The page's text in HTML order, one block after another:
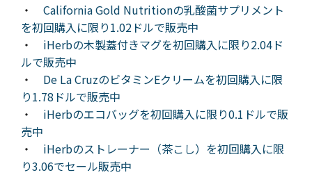
・ California Gold Nutritionの乳酸菌サプリメント
を初回購入に限り1.02ドルで販売中
・ iHerbの木製蓋付きマグを初回購入に限り2.04ド
ルで販売中
・ De La CruzのビタミンEクリームを初回購入に限
り1.78ドルで販売中
・ iHerbのエコバッグを初回購入に限り0.1ドルで販
売中
・ iHerbのストレーナー（茶こし）を初回購入に限
り3.06でセール販売中